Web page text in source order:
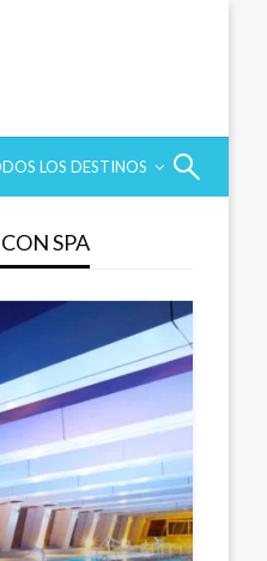
LOS DESTINOS
SPA